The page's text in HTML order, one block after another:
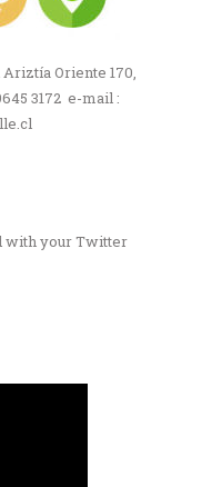
Oriente 170,
3172 e-mail :
with your Twitter